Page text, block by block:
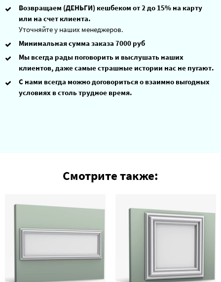
Возвращаем (ДЕНЬГИ) кешбеком от 2 до 15% на карту
или на счет клиента.
Уточняйте у наших менеджеров.
Минимальная сумма заказа 7000 руб
Мы всегда рады поговорить и выслушать наших
клиентов, даже самые страшные истории нас не пугают.
С нами всегда можно договориться о взаимно выгодных
условиях в столь трудное время.
Смотрите также: